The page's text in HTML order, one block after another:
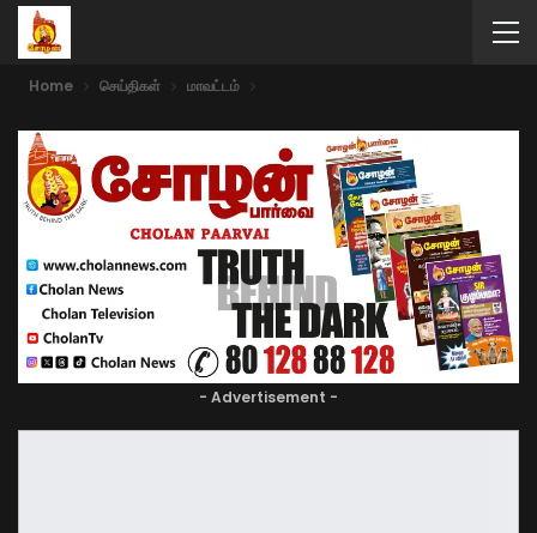
Home செய்திகள் மாவட்டம்
- Advertisement -